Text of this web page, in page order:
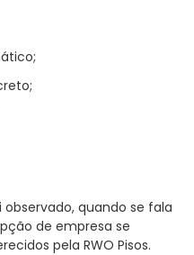
quando se fala
de empresa se
pela RWO Pisos.